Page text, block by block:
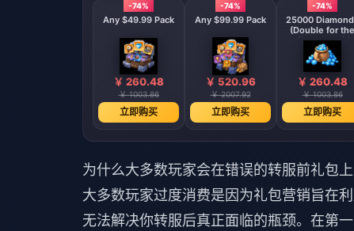
-74%
Any $49.99 Pack
￥ 260.48
￥ 1003.86
立即购买
-74%
Any $99.99 Pack
￥ 520.96
￥ 2007.92
立即购买
-74%
25000
(Double for the
First Deposit)
￥ 260.48
￥ 1003.86
立即购买
为什么大多数玩家会在错误的转服前礼包上
大多数玩家过度消费是因为礼包营销旨在
无法解决你转服后真正面临的瓶颈。在第